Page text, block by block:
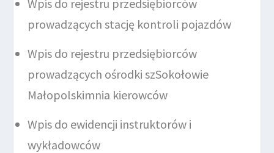
Wpis do rejestru przedsiębiorców
prowadzących stację kontroli pojazdów
Wpis do rejestru przedsiębiorców
prowadzących ośrodki szSokołowie
Małopolskimnia kierowców
Wpis do ewidencji instruktorów i
wykładowców